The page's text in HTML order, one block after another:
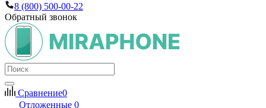
8 (800) 500-00-22
Обратный звонок
Сравнение0
Отложенные 0